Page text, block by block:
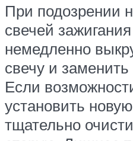
При подозрении
свечей
немедленно
свечу и
Если
установить
тщательно